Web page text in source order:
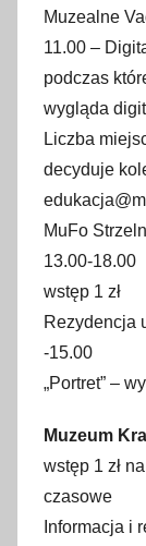
Muzealne
11.00 –
podczas
wygląda
Liczba
decyduje
MuFo
13.00-18.00
wstęp 1 zł
Rezydencja
-15.00
„Portret” –
Muzeum
wstęp 1 zł
czasowe
Informacja i